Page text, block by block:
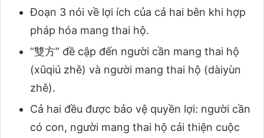
Đoạn 3 nói về lợi ích của cả hai bên khi hợp
pháp hóa mang thai hộ.
“雙方” đề cập đến người cần mang thai hộ
(xūqiú zhě) và người mang thai hộ (dàiyùn
zhě).
Cả hai đều được bảo vệ quyền lợi: người cần
có con, người mang thai hộ cải thiện cuộc